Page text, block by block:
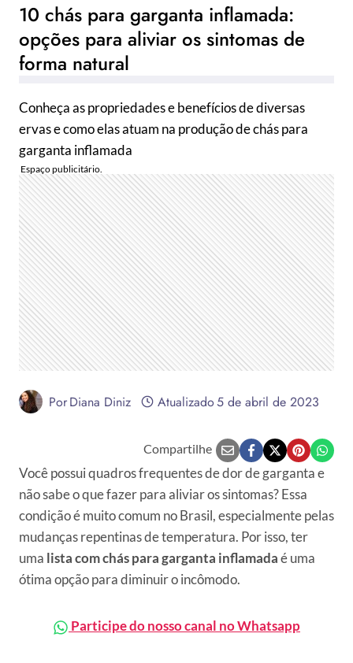
10 chás para garganta inflamada:
opções para aliviar os sintomas de
forma natural
Conheça as propriedades e benefícios de diversas
ervas e como elas atuam na produção de chás para
garganta inflamada
PorDiana Diniz Atualizado5 de abril de 2023
Compartilhe
Você possui quadros frequentes de dor de garganta e
não sabe o que fazer para aliviar os sintomas? Essa
condição é muito comum no Brasil, especialmente pelas
mudanças repentinas de temperatura. Por isso, ter
uma lista com chás para garganta inflamadaé uma
ótima opção para diminuir o incômodo.
Participe do nosso canal no Whatsapp